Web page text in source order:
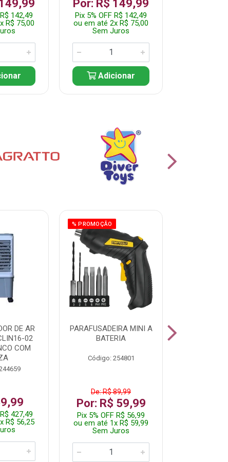
142,49
R$ 75,00
Por: R$ 149,99
Pix 5% OFF R$ 142,49
ou em até 2x R$ 75,00
Sem Juros
Adicionar
DE AR
02
COM
427,49
R$ 56,25
% PROMOÇÃO
PARAFUSADEIRA MINI A
BATERIA
Código: 254801
De: R$ 89,99
Por: R$ 59,99
Pix 5% OFF R$ 56,99
ou em até 1x R$ 59,99
Sem Juros